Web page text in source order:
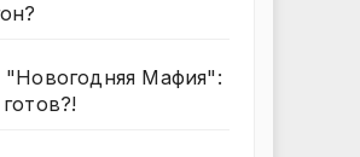
"Новогодняя Мафия":